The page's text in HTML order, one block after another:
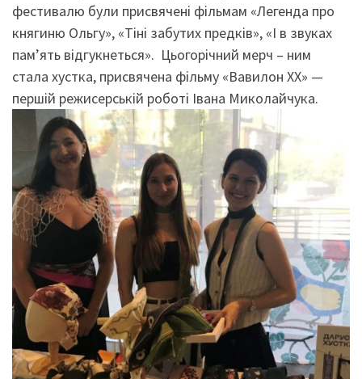
фестивалю були присвячені фільмам «Легенда про
княгиню Ольгу», «Тіні забутих предків», «І в звуках
пам’ять відгукнеться». Цьогорічний мерч – ним
стала хустка, присвячена фільму «Вавилон ХХ» —
першій режисерській роботі Івана Миколайчука.